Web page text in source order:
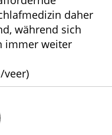
daher
während sich
immer weiter
veer)